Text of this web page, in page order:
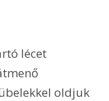
lécet
oldjuk